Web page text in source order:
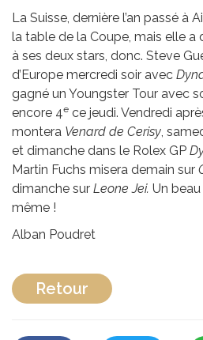
La Suisse, dernière l’an passé à
la table de la Coupe, mais elle a
à ses deux stars, donc. Steve
d’Europe mercredi soir avec
gagné un Youngster Tour avec
encore 4e ce jeudi. Vendredi
montera Venard de Cerisy,
et dimanche dans le Rolex GP
Martin Fuchs misera demain sur
dimanche sur Leone Jei. Un
même !
Alban Poudret
Retour